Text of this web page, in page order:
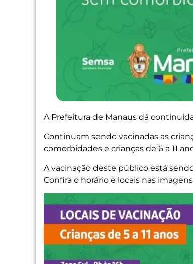
A Prefeitura de Manaus dá
Continuam sendo vacinadas as
comorbidades e crianças de 6 a 11
A vacinação deste público está
Confira o horário e locais nas